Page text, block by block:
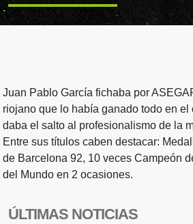
Juan Pablo García fichaba por
riojano que lo había ganado todo en el
daba el salto al profesionalismo de la
Entre sus títulos caben destacar:
de Barcelona 92, 10 veces Campeón
del Mundo en 2 ocasiones.
ÚLTIMAS NOTICIAS